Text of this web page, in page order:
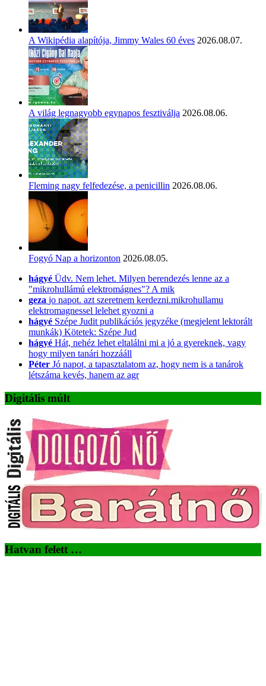
A Wikipédia alapítója, Jimmy Wales 60 éves 2026.08.07.
A világ legnagyobb egynapos fesztiválja 2026.08.06.
Fleming nagy felfedezése, a penicillin 2026.08.06.
Fogyó Nap a horizonton 2026.08.05.
hágyé Üdv. Nem lehet. Milyen berendezés lenne az a
"mikrohullámú elektromágnes"? A mik
geza jo napot. azt szeretnem kerdezni.mikrohullamu
elektromagnessel lelehet gyozni a
hágyé Szépe Judit publikációs jegyzéke (megjelent lektorált
munkák) Kötetek: Szépe Jud
hágyé Hát, nehéz lehet eltalálni mi a jó a gyereknek, vagy
hogy milyen tanári hozzááll
Péter Jó napot, a tapasztalatom az, hogy nem is a tanárok
létszáma kevés, hanem az agr
Digitális múlt
Hatvan felett …